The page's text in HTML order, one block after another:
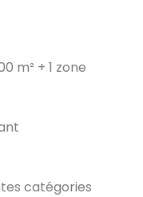
m² + 1 zone
catégories